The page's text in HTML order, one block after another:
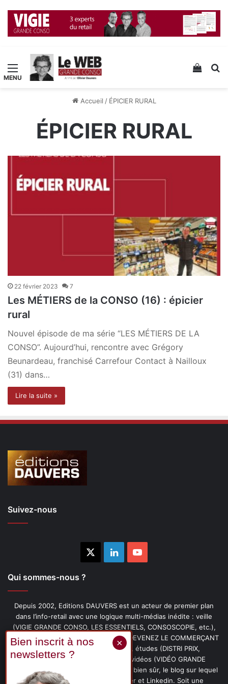
Menu Voir
Accueil / ÉPICIER RURAL
ÉPICIER RURAL
22 février 2023 7
Les MÉTIERS de la CONSO (16) : épicier
rural
Nouvel épisode de ma série “LES MÉTIERS DE LA
CONSO”. Aujourd’hui, rencontre avec Grégory
Beunardeau, franchisé Carrefour Contact à Nailloux
(31) dans…
Lire la suite »
Suivez-nous
LinkedinYouTube
Qui sommes-nous ?
Depuis 2002, Editions DAUVERS est un acteur de premier plan
dans l’info-retail avec une logique multi-médias inédite : veille
(VIGIE GRANDE CONSO, LES ESSENTIELS, CONSOSCOPIE, etc.),
livres (PENSER-CLIENT, IMAGE-PRIX, DEVENEZ LE COMMERÇANT
PRÉFÉRÉ DE VOS CLIENTS, etc.), études (DISTRI PRIX,
PROMOFLASH, DRIVE INSIGHTS), vidéos (VIDÉO GRANDE
CONSO), podcasts (CAFÉ CONSO) et, bien sûr, le blog sur lequel
vous êtes, ainsi que les fils Twitter et Linkedin. Soit une